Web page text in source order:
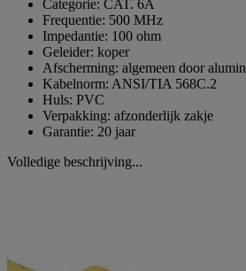
Categorie: CAT. 6A
Frequentie: 500 MHz
Impedantie: 100 ohm
Geleider: koper
Afscherming: algemeen door
Kabelnorm: ANSI/TIA 568C.2
Huls: PVC
Verpakking: afzonderlijk zakje
Garantie: 20 jaar
Volledige beschrijving...